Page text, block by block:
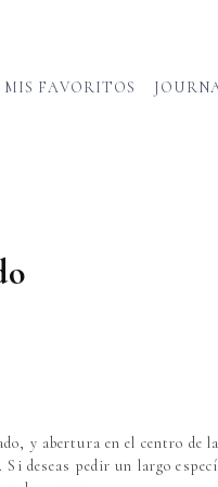
MIS FAVORITOS
y abertura en el centro de
deseas pedir un largo